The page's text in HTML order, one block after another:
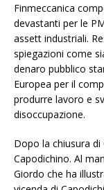
Finmeccanica
devastanti per le
assett industriali.
spiegazioni come
denaro pubblico
Europea per il
produrre lavoro e
disoccupazione.
Dopo la chiusura
Capodichino. Al
Giordo che ha